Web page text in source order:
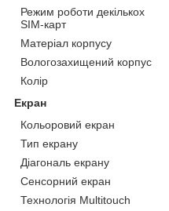
Режим роботи декількох
SIM-карт
Матеріал корпусу
Вологозахищений корпус
Колір
Екран
Кольоровий екран
Тип екрану
Діагональ екрану
Сенсорний екран
Технологія Multitouch